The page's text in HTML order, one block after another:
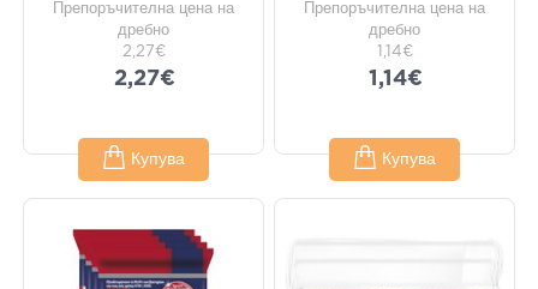
Препоръчителна цена на
дребно
2,27€
2,27€
Купува
Препоръчителна цена на
дребно
1,14€
1,14€
Купува